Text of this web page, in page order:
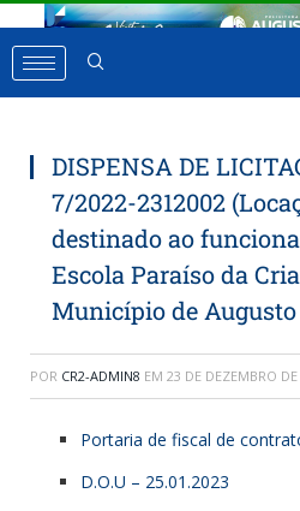
DISPENSA DE
7/2022-2312002
destinado ao
Escola Paraíso da
Município de
POR CR2-ADMIN8 EM 23 DE DEZEMBRO
Portaria de fiscal de
D.O.U – 25.01.2023